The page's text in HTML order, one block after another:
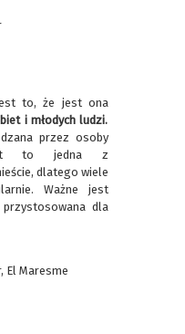
to, że jest ona
i młodych ludzi.
przez osoby
to jedna z
dlatego wiele
Ważne jest
dla
El Maresme